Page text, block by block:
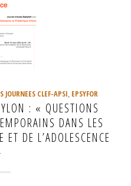
JOURNEES CLEF-APSI, EPSYFOR
: « QUESTIONS
DANS LES
DE L’ADOLESCENCE